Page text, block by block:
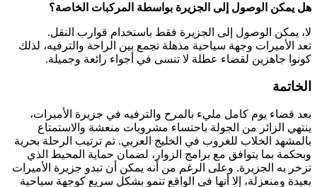
هل يمكن الوصول إلى الجزيرة بواسطة المركبات الخاصة؟
لا، يمكن الوصول إلى الجزيرة فقط باستخدام قوارب النقل.
تعد الأميرات وجهة سياحية مذهلة تجمع بين الراحة والترفيه، لذلك
كونوا جاهزين لقضاء عطلة لا تنسى في أجواء رائعة وجميلة.
الخاتمة
بعد قضاء يوم كامل مليء بالمرح والترفيه في جزيرة الأميرات،
ينتهي الزائر من الجولة باحتساء مشروبات منعشة والاستمتاع
بالمشهد الخلاب للغروب في الخليج العربي. تم ترتيب الرحلة بحرية
وبحكمة بما يتوافق مع برامج الزوار، لضمان حماية المحيط الذي
تزخر به الجزيرة. وعلى الرغم من أنه يمكن أن تبدو جزيرة الأميرات
بعيدة ومنعزلة، إلا أنها في الواقع تنمو بشكل سريع كوجهة سياحية